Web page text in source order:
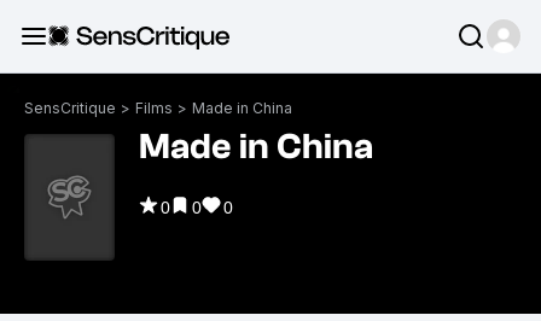
SensCritique > Films > Made in China
Made in China
0 0 0